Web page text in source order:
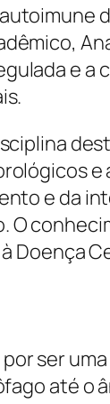
e
e da
O
Doença
ser
até o